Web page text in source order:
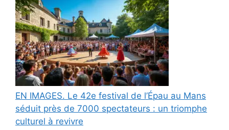
EN IMAGES. Le 42e festival de l’Épau au Mans
séduit près de 7000 spectateurs : un triomphe
culturel à revivre